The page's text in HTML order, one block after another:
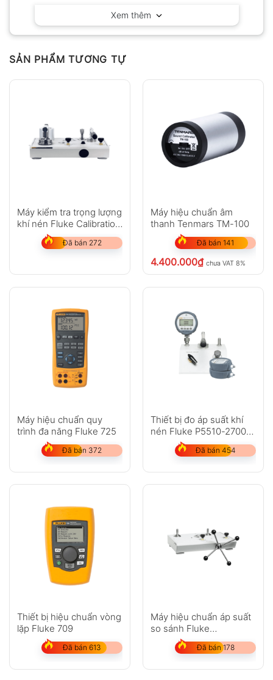
Xem thêm
SẢN PHẨM TƯƠNG TỰ
Máy kiểm tra trọng lượng
khí nén Fluke Calibration
P3000
Đã bán 272
Máy hiệu chuẩn âm
thanh Tenmars TM-100
Đã bán 141
4.400.000₫ chưa VAT 8%
Máy hiệu chuẩn quy
trình đa năng Fluke 725
Đã bán 372
Thiết bị đo áp suất khí
nén Fluke P5510-2700G,
P5513-2700G
Đã bán 454
Thiết bị hiệu chuẩn vòng
lặp Fluke 709
Đã bán 613
Máy hiệu chuẩn áp suất
so sánh Fluke
Calibration P5513
Đã bán 178